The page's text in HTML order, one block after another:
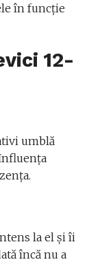
în funcție
12-
umblă
la el și îi
încă nu a